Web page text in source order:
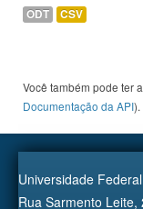
ODT CSV
Você também pode ter
Documentação da API).
Universidade
Rua Sarmento